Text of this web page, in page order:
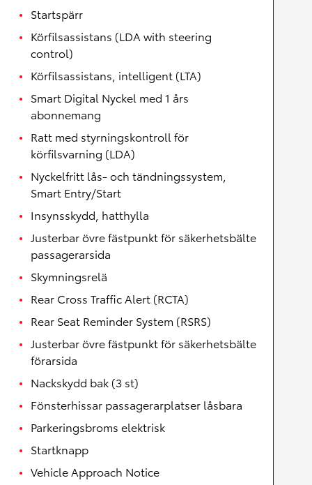
Startspärr
Körfilsassistans (LDA with steering
control)
Körfilsassistans, intelligent (LTA)
Smart Digital Nyckel med 1 års
abonnemang
Ratt med styrningskontroll för
körfilsvarning (LDA)
Nyckelfritt lås- och tändningssystem,
Smart Entry/Start
Insynsskydd, hatthylla
Justerbar övre fästpunkt för säkerhetsbälte
passagerarsida
Skymningsrelä
Rear Cross Traffic Alert (RCTA)
Rear Seat Reminder System (RSRS)
Justerbar övre fästpunkt för säkerhetsbälte
förarsida
Nackskydd bak (3 st)
Fönsterhissar passagerarplatser låsbara
Parkeringsbroms elektrisk
Startknapp
Vehicle Approach Notice